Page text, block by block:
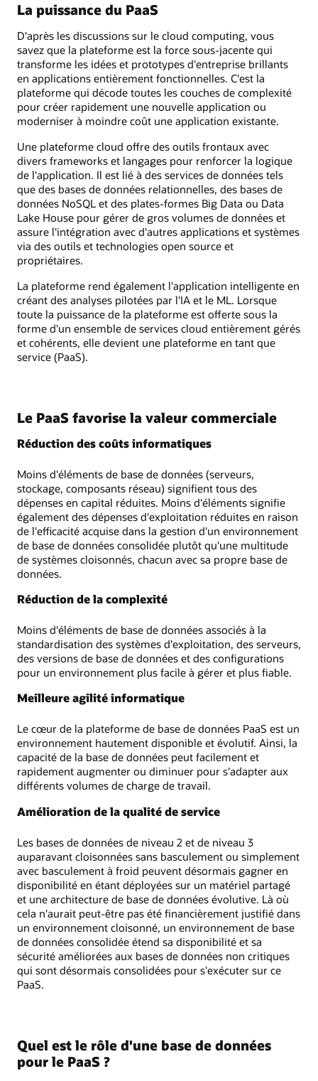
La puissance du PaaS
D'après les discussions sur le cloud computing, vous
savez que la plateforme est la force sous-jacente qui
transforme les idées et prototypes d'entreprise brillants
en applications entièrement fonctionnelles. C'est la
plateforme qui décode toutes les couches de complexité
pour créer rapidement une nouvelle application ou
moderniser à moindre coût une application existante.
Une plateforme cloud offre des outils frontaux avec
divers frameworks et langages pour renforcer la logique
de l'application. Il est lié à des services de données tels
que des bases de données relationnelles, des bases de
données NoSQL et des plates-formes Big Data ou Data
Lake House pour gérer de gros volumes de données et
assure l'intégration avec d'autres applications et systèmes
via des outils et technologies open source et
propriétaires.
La plateforme rend également l'application intelligente en
créant des analyses pilotées par l'IA et le ML. Lorsque
toute la puissance de la plateforme est offerte sous la
forme d'un ensemble de services cloud entièrement gérés
et cohérents, elle devient une plateforme en tant que
service (PaaS).
Le PaaS favorise la valeur commerciale
Réduction des coûts informatiques
Moins d'éléments de base de données (serveurs,
stockage, composants réseau) signifient tous des
dépenses en capital réduites. Moins d'éléments signifie
également des dépenses d'exploitation réduites en raison
de l'efficacité acquise dans la gestion d'un environnement
de base de données consolidée plutôt qu'une multitude
de systèmes cloisonnés, chacun avec sa propre base de
données.
Réduction de la complexité
Moins d'éléments de base de données associés à la
standardisation des systèmes d'exploitation, des serveurs,
des versions de base de données et des configurations
pour un environnement plus facile à gérer et plus fiable.
Meilleure agilité informatique
Le cœur de la plateforme de base de données PaaS est un
environnement hautement disponible et évolutif. Ainsi, la
capacité de la base de données peut facilement et
rapidement augmenter ou diminuer pour s'adapter aux
différents volumes de charge de travail.
Amélioration de la qualité de service
Les bases de données de niveau 2 et de niveau 3
auparavant cloisonnées sans basculement ou simplement
avec basculement à froid peuvent désormais gagner en
disponibilité en étant déployées sur un matériel partagé
et une architecture de base de données évolutive. Là où
cela n'aurait peut-être pas été financièrement justifié dans
un environnement cloisonné, un environnement de base
de données consolidée étend sa disponibilité et sa
sécurité améliorées aux bases de données non critiques
qui sont désormais consolidées pour s'exécuter sur ce
PaaS.
Quel est le rôle d'une base de données
pour le PaaS ?